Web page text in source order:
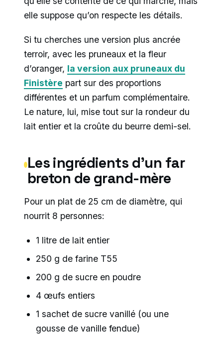
elle suppose qu’on respecte les détails.
Si tu cherches une version plus ancrée
terroir, avec les pruneaux et la fleur
d’oranger, la version aux pruneaux du
Finistère part sur des proportions
différentes et un parfum complémentaire.
Le nature, lui, mise tout sur la rondeur du
lait entier et la croûte du beurre demi-sel.
Les ingrédients d’un far
breton de grand-mère
Pour un plat de 25 cm de diamètre, qui
nourrit 8 personnes:
1 litre de lait entier
250 g de farine T55
200 g de sucre en poudre
4 œufs entiers
1 sachet de sucre vanillé (ou une
gousse de vanille fendue)